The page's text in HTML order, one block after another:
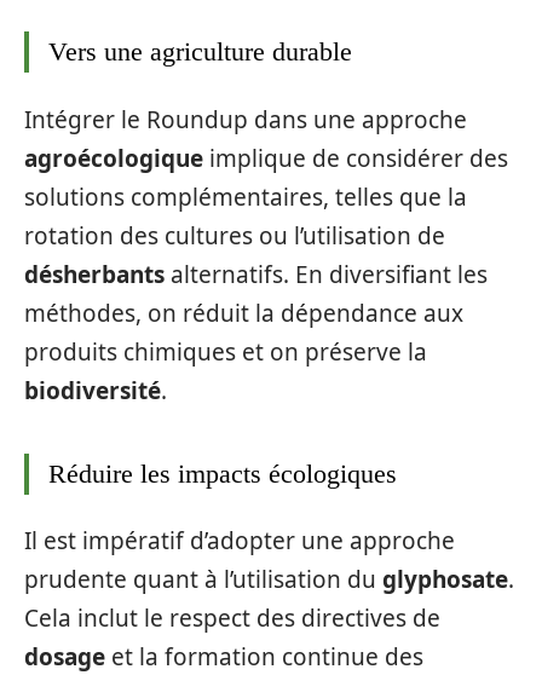
Vers une agriculture durable
Intégrer le Roundup dans une approche
agroécologique implique de considérer des
solutions complémentaires, telles que la
rotation des cultures ou l’utilisation de
désherbants alternatifs. En diversifiant les
méthodes, on réduit la dépendance aux
produits chimiques et on préserve la
biodiversité.
Réduire les impacts écologiques
Il est impératif d’adopter une approche
prudente quant à l’utilisation du glyphosate.
Cela inclut le respect des directives de
dosage et la formation continue des